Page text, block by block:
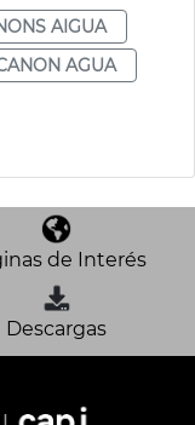
AIGUA
AGUA
de Interés
Descargas